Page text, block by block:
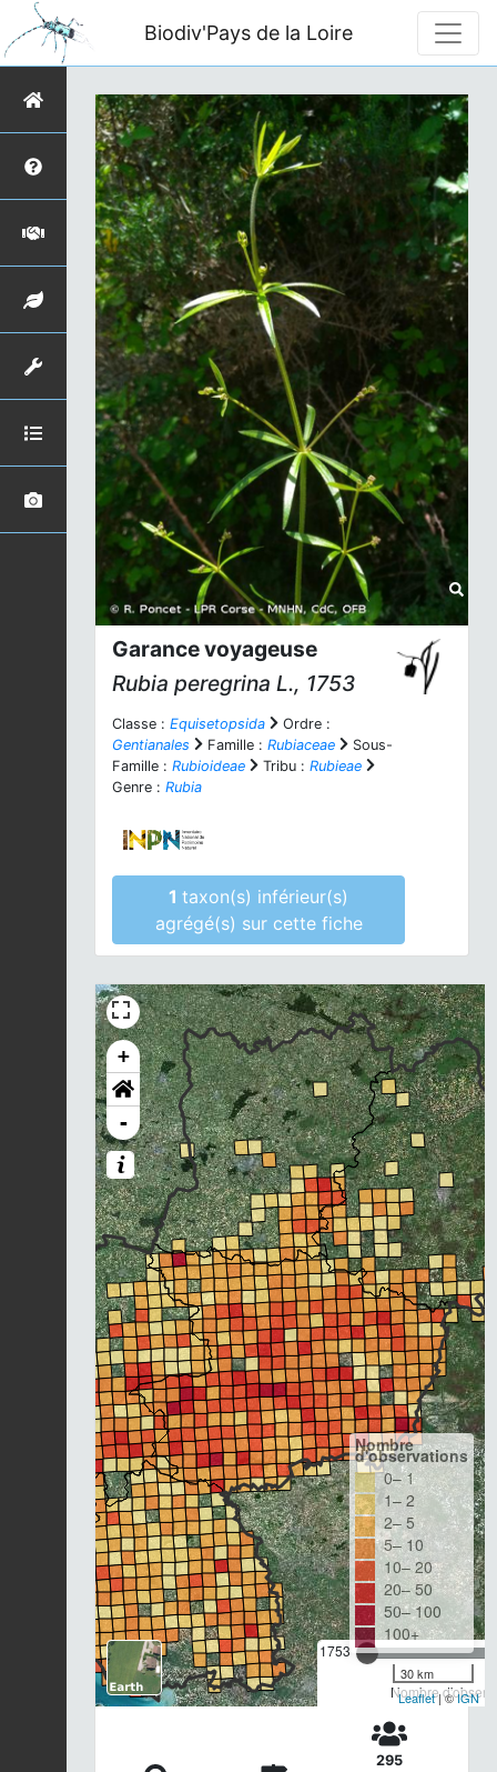
Biodiv'Pays de la Loire
Garance voyageuse
Rubia peregrina L., 1753
Classe : Equisetopsida
Ordre :
Gentianales
Famille : Rubiaceae
Sous-
Famille : Rubioideae Tribu : Rubieae
Genre : Rubia
1taxon(s) inférieur(s)
agrégé(s) sur cette fiche
+
-
1753
Nombre
Nombre
d'observations
0– 1
1– 2
2– 5
5– 10
10– 20
20– 50
50– 100
100+
30 km
Leaflet| ©IGN
295